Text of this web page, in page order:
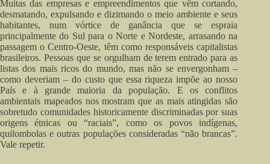
Muitas das empresas e empreendimentos que vêm cortando,
desmatando, expulsando e dizimando o meio ambiente e seus
habitantes, num vórtice de ganância que se espraia
principalmente do Sul para o Norte e Nordeste, arrasando na
passagem o Centro-Oeste, têm como responsáveis capitalistas
brasileiros. Pessoas que se orgulham de terem entrado para as
listas dos mais ricos do mundo, mas não se envergonham –
como deveriam – do custo que essa riqueza impõe ao nosso
País e à grande maioria da população. E os conflitos
ambientais mapeados nos mostram que as mais atingidas são
sobretudo comunidades historicamente discriminadas por suas
origens étnicas ou “raciais”, como os povos indígenas,
quilombolas e outras populações consideradas “não brancas”.
Vale repetir.